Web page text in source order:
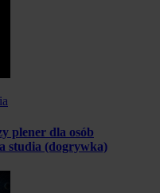
plener dla osób
studia (dogrywka)